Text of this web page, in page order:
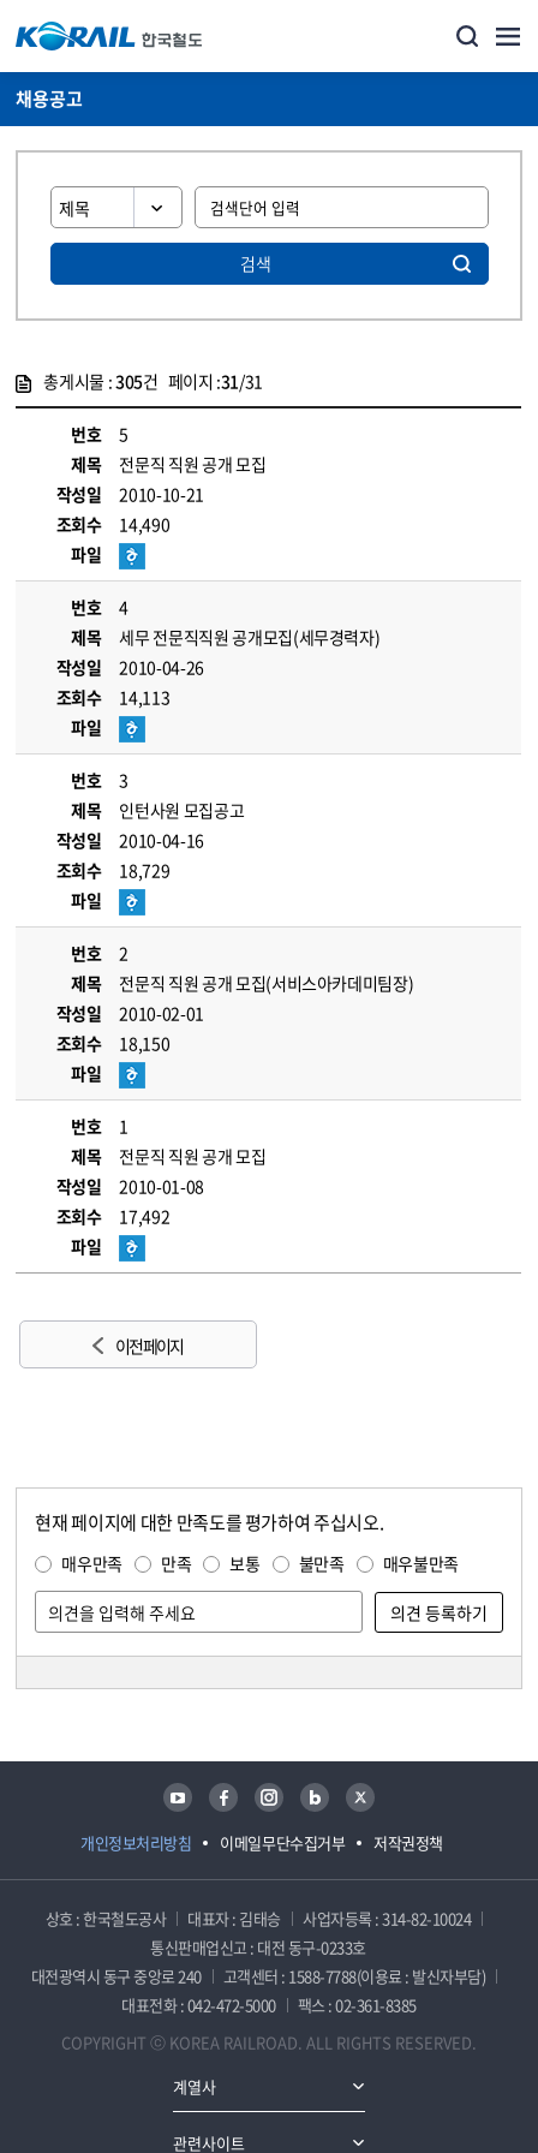
채용공고
검색
총게시물 :305건 페이지 :31/31
번호
5
제목
전문직 직원 공개 모집
작성일
2010-10-21
조회수
14,490
파일
번호
4
제목
세무 전문직직원 공개모집(세무경력자)
작성일
2010-04-26
조회수
14,113
파일
번호
3
제목
인턴사원 모집공고
작성일
2010-04-16
조회수
18,729
파일
번호
2
제목
전문직 직원 공개 모집(서비스아카데미팀장)
작성일
2010-02-01
조회수
18,150
파일
번호
1
제목
전문직 직원 공개 모집
작성일
2010-01-08
조회수
17,492
파일
이전 페이지
현재 페이지에 대한 만족도를 평가하여 주십시오.
매우만족 만족 보통 불만족 매우불만족
개인정보처리방침 이메일무단수집거부 저작권정책
유튜브 페이스북 인스타그램 블로그 트위터
상호 : 한국철도공사 대표자 : 김태승
사업자등록 : 314-82-10024
통신판매업신고 : 대전 동구-0233호
대전광역시 동구 중앙로 240
고객센터 : 1588-7788(이용료 : 발신자부담)
대표전화 : 042-472-5000
팩스 : 02-361-8385
COPYRIGHT ⓒ KOREA RAILROAD. ALL RIGHTS RESERVED.
계열사
관련사이트